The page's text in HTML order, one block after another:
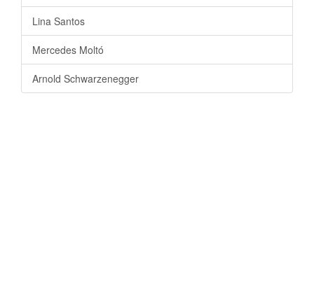
Lina Santos
Mercedes Moltó
Arnold Schwarzenegger